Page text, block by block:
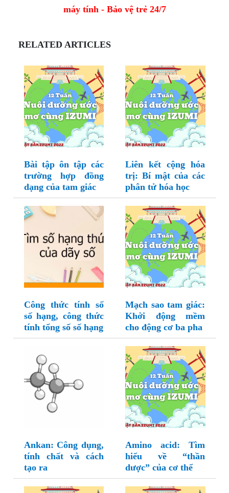
máy tính - Bảo vệ trẻ 24/7
RELATED ARTICLES
Bài tập ôn tập các
trường hợp đồng
dạng của tam giác
Liên kết cộng hóa
trị: Bí mật của các
phân tử hóa học
Công thức tính số
số hạng, công thức
tính tổng số số hạng
Mạch sao tam giác:
Khởi động mềm
cho động cơ ba pha
Ankan: Công dụng,
tính chất và cách
tạo ra
Amino acid: Tìm
hiểu về “thần
dược” của cơ thể